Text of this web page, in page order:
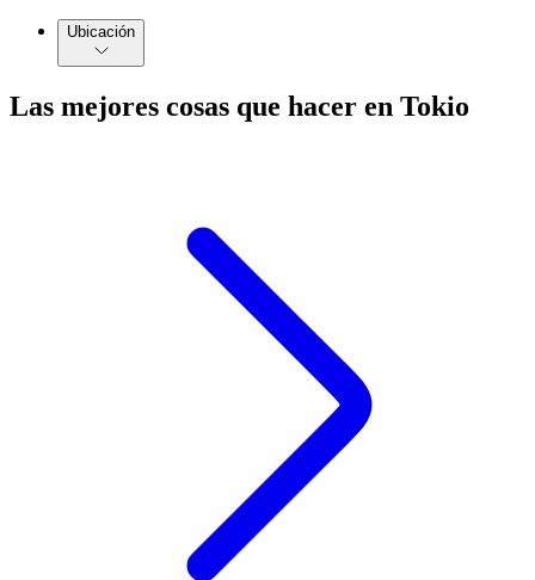
Ubicación
Las mejores cosas que hacer en Tokio